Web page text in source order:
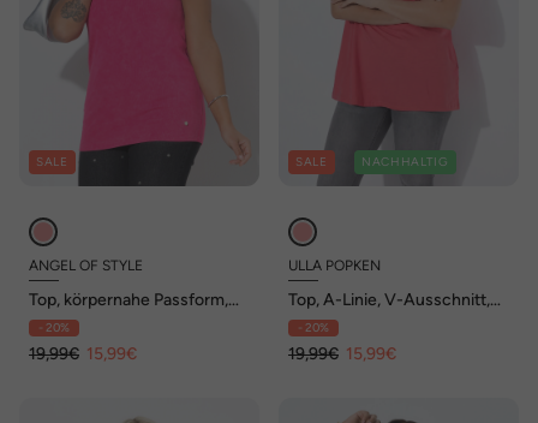
SALE
ANGEL OF STYLE
Top, körpernahe Passform,
Fransenkanten
- 20%
19,99€ 15,99€
SALE NACHHALTIG
ULLA POPKEN
Top, A-Linie, V-Ausschnitt,
ärmellos
- 20%
19,99€ 15,99€